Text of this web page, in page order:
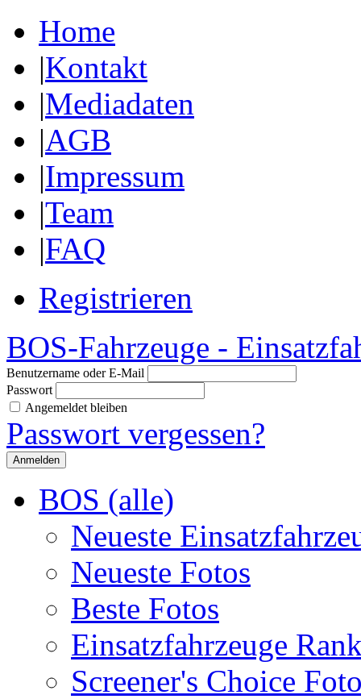
Home
|Kontakt
|Mediadaten
|AGB
|Impressum
|Team
|FAQ
Registrieren
BOS-Fahrzeuge -
Benutzername oder E-Mail
Passwort
Angemeldet bleiben
Passwort vergessen?
BOS (alle)
Neueste
Neueste Fotos
Beste Fotos
Einsatzfahrzeuge
Screener's Choice